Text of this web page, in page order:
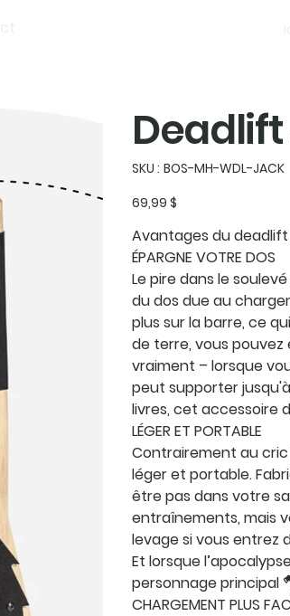
Deadlift
SKU : SKU
BOS-
JACK
BOS-MH-WDL-JACK
Prix
69,99 $
Avantages du
ÉPARGNE VOTRE DOS
Le pire dans le
du dos due au
plus sur la barre, ce
de terre, vous
vraiment – lorsque
peut supporter
livres, cet accessoire
LÉGER ET PORTABLE
Contrairement au
léger et portable.
être pas dans votre
entraînements, mais
levage si vous entrez
Et lorsque
personnage principal
CHARGEMENT PLUS